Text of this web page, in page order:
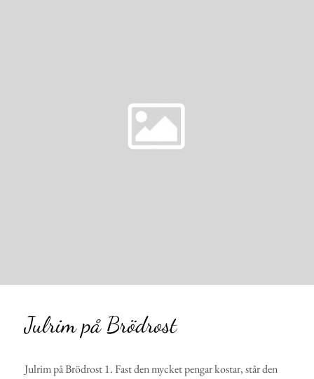
Julrim på Brödrost
Julrim på Brödrost 1. Fast den mycket pengar kostar, står den